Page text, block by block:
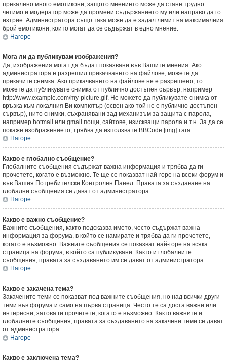
прекалено много емотикони, защото мнението може да стане трудно
четимо и модератор може да промени съдържанието му или направо да го
изтрие. Администратора също така може да е задал лимит на максималния
брой емотикони, които могат да се съдържат в едно мнение.
Нагоре
Мога ли да публикувам изображения?
Да, изображения могат да бъдат показвани във Вашите мнения. Ако
администратора е разрешил прикачването на файлове, можете да
прикачите снимка. Ако прикачването на файлове не е разрешено, то
можете да публикувате снимка от публично достъпен сървър, например
http://www.example.com/my-picture.gif. Не можете да публикувате снимка от
връзка към локалния Ви компютър (освен ако той не е публично достъпен
сървър), нито снимки, съхранявани зад механизъм за защита с парола,
например hotmail или gmail пощи, сайтове, изискващи парола и т.н. За да се
покаже изображението, трябва да използвате BBCode [img] тага.
Нагоре
Какво е глобално съобщение?
Глобалните съобщения съдържат важна информация и трябва да ги
прочетете, когато е възможно. Те ще се показват най-горе на всеки форум и
във Вашия Потребителски Контролен Панел. Правата за създаване на
глобални съобщения се дават от администратора.
Нагоре
Какво е важно съобщение?
Важните съобщения, както подсказва името, често съдържат важна
информация за форума, в който се намирате и трябва да ги прочетете,
когато е възможно. Важните съобщения се показват най-горе на всяка
страница на форума, в който са публикувани. Както и глобалните
съобщения, правата за създаването им се дават от администратора.
Нагоре
Какво е закачена тема?
Закачените теми се показват под важните съобщения, но над всички други
теми във форума и само на първа страница. Често те са доста важни или
интересни, затова ги прочетете, когато е възможно. Както важните и
глобалните съобщения, правата за създаването на закачени теми се дават
от администратора.
Нагоре
Какво е заключена тема?